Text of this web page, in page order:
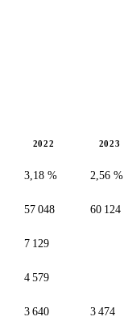
2022 2023
3,18 % 2,56 %
57 048 60 124
7 129
4 579
3 640 3 474